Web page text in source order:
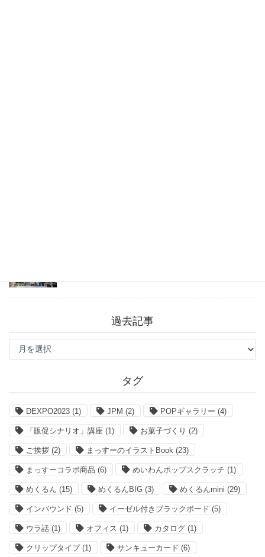
過去記事
過
記
タグ
DEXPO2023 (1) JPM (2) POPギャラリー (4)
「販促シナリオ」講座 (1) お菓子づくり (2)
ご挨拶 (2) まっすーのイラストBook (23)
まっすーコラボ商品 (6) めいわんポップスクラッチ (1)
めくるん (15) めくるんBIG (3) めくるんmini (29)
インバウンド (5) イーゼル付きブラックボード (5)
ウラ話 (1) オフィス (1) カタログ (1)
クリップタイプ(1) サンキューカード (6)